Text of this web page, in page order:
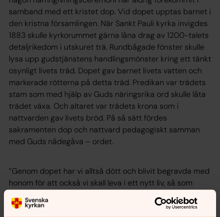
samband med ett kristet dop. Vid dopet upptas barnet i
den kristna församlingen. När Sankt Pauli kyrka invigdes
1883 skulle kyrkorummet gärna låna drag av 1200-talets
detaljrikedom i utskuret trä. Rundbågade fönster skulle
lysa upp gudstjänstens handlingsmönster kring ett tänkt
osynligt livets träd. Dopet gav barnet livets vatten och
markerade rötterna på detta träd. Predikan var trädets
stam som med hjälp av Guds näringsrika ord skulle låta
trädet växa. Och altaret var trädets krona som i
nattvarden gav livets bröd. På så sätt fördes
sakramenten dop och nattvard pedagogiskt samman
med Guds nådegåva – ordet.
”Genom dopet har vi alltså dött och blivit begravda med
honom för att också vi skall leva i ett nytt liv, så som
Kristus uppväcktes från de döda genom Faderns
härlighet.”